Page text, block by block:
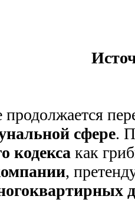
сфере.
кодекса как
,